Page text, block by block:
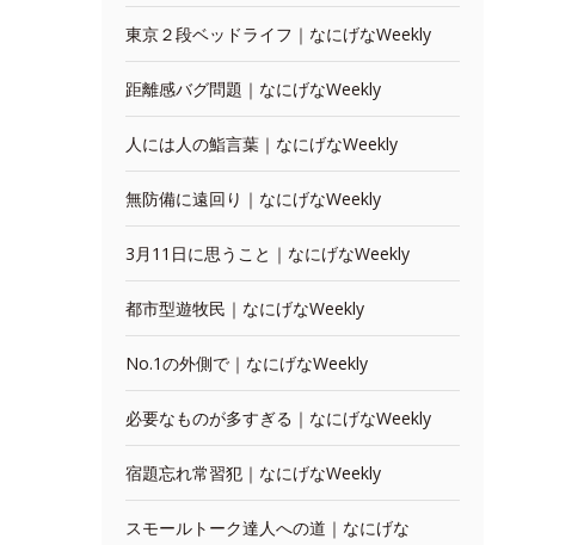
東京２段ベッドライフ｜なにげなWeekly
距離感バグ問題｜なにげなWeekly
人には人の鮨言葉｜なにげなWeekly
無防備に遠回り｜なにげなWeekly
3月11日に思うこと｜なにげなWeekly
都市型遊牧民｜なにげなWeekly
No.1の外側で｜なにげなWeekly
必要なものが多すぎる｜なにげなWeekly
宿題忘れ常習犯｜なにげなWeekly
スモールトーク達人への道｜なにげな